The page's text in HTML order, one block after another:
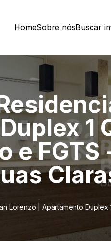
HomeSobre nósBuscar
1
e FGTS
Lorenzo | Apartamento